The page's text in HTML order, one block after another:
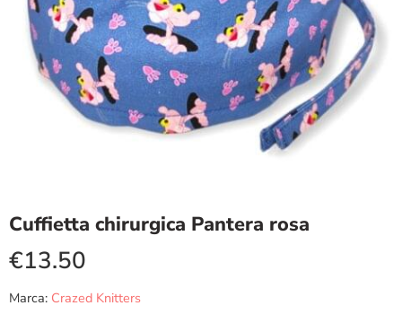
Cuffietta chirurgica Pantera rosa
€13.50
Marca: Crazed Knitters